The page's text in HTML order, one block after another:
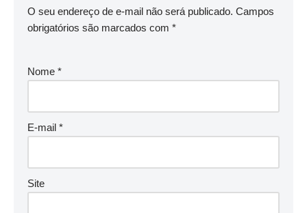
O seu endereço de e-mail não será publicado. Campos
obrigatórios são marcados com *
Nome *
E-mail *
Site